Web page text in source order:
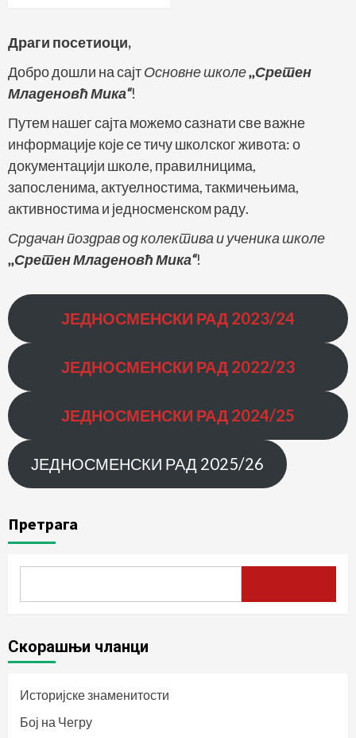
Драги посетиоци,
Добро дошли на сајтОсновне школе,,Сретен
Младеновћ Мика“!
Путем нашег сајта можемо сазнати све важне
информације које се тичу школског живота: о
документацији школе, правилницима,
запосленима, актуелностима, такмичењима,
активностима и једносменском раду.
Срдачан поздрав од колектива и ученика школе
,,Сретен Младеновћ Мика“!
ЈЕДНОСМЕНСКИ РАД 2023/24
ЈЕДНОСМЕНСКИ РАД 2022/23
ЈЕДНОСМЕНСКИ РАД 2024/25
ЈЕДНОСМЕНСКИ РАД 2025/26
Претрага
Скорашњи чланци
Историјске знаменитости
Бој на Чегру